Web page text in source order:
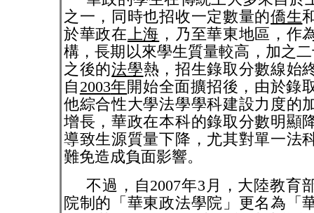
之一，同時也招收一定數量的僑生
於華政在上海 ，乃至華東地區，作
構，長期以來學生質量較高，加之
之後的法學熱，招生錄取分數線始
自 2003年開始全面擴招後，由於錄
他綜合性大學法學學科建設力度的
增長，華政在本科的錄取分數明顯
導致生源質量下降，尤其對單一法
難免造成負面影響。
不過，自2007年3 月，大陸教育
院制的「華東政法學院」更名為「